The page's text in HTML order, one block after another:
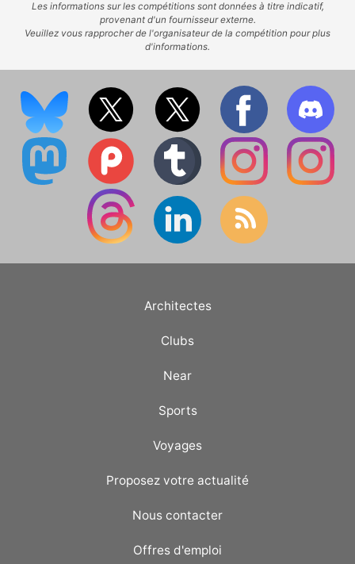
Les informations sur les compétitions sont données à titre indicatif,
provenant d'un fournisseur externe.
Veuillez vous rapprocher de l'organisateur de la compétition pour plus
d'informations.
Architectes
Clubs
Near
Sports
Voyages
Proposez votre actualité
Nous contacter
Offres d'emploi